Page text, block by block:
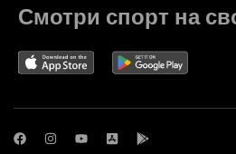
Смотри спорт на